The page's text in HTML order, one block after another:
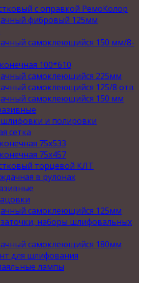
с оправкой РемоКолор
фибровый 125мм
самоклеющийся 150 мм/8-
100*610
самоклеющийся 225мм
самоклеющийся 125/8 отв
самоклеющийся 150 мм
шлифовки и полировки
сетка
75х533
75х457
торцевой КЛТ
в рулонах
самоклеющийся 125мм
заточки, наборы шлифовальных
самоклеющийся 180мм
для шлифования
лампы